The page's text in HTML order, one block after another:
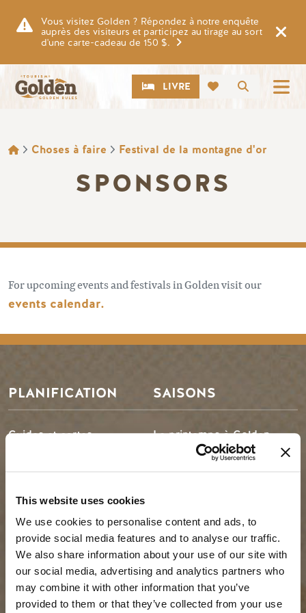
This website uses cookies
We use cookies to personalise content and ads, to
provide social media features and to analyse our traffic.
We also share information about your use of our site with
our social media, advertising and analytics partners who
may combine it with other information that you’ve
provided to them or that they’ve collected from your use
Vous visitez Golden ? Répondez à notre enquête
auprès des visiteurs et participez au tirage au sort
d'une carte-cadeau de 150 $.
CTALIVRE
FIL D'ARIANE
Choses à faire Festival de la montagne d'or
SPONSORS
For upcoming events and festivals in Golden visit our
events calendar.
PLANIFICATION
Guides et cartes
voyage
Services aux visiteurs
LLMs Info
SAISONS
Le printemps à Golden
L'été à Golden
IDÉES DE VOYAGE RESSOURCES